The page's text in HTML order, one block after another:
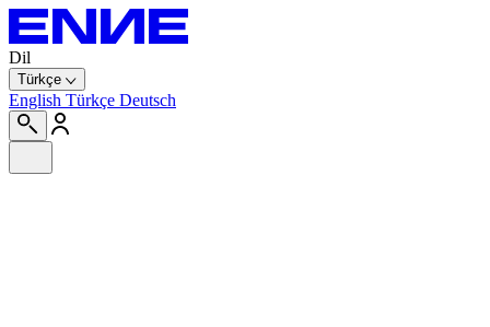
Dil
Türkçe
English Türkçe Deutsch